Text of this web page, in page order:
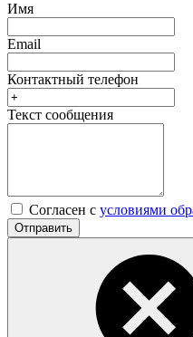
Имя
Email
Контактный телефон
Текст сообщения
Согласен с условиями
Отправить